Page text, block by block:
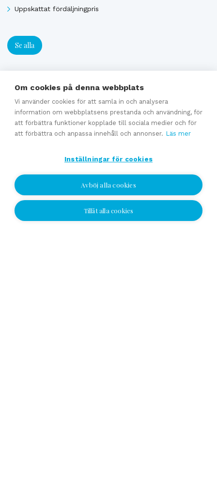
Uppskattat fördäljningpris
Se alla
Förmedling av en företagsaffär
Generationsväxling och familjeföretagstjänster
Värdering
Se alla
Jag vill bli kontaktad
Om cookies på denna webbplats
Vi använder cookies för att samla in och analysera
information om webbplatsens prestanda och användning, för
att förbättra funktioner kopplade till sociala medier och för
att förbättra och anpassa innehåll och annonser. Läs mer
Inställningar för cookies
Avböj alla cookies
Tillåt alla cookies